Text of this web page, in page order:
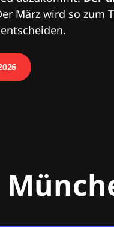
März wird so zum